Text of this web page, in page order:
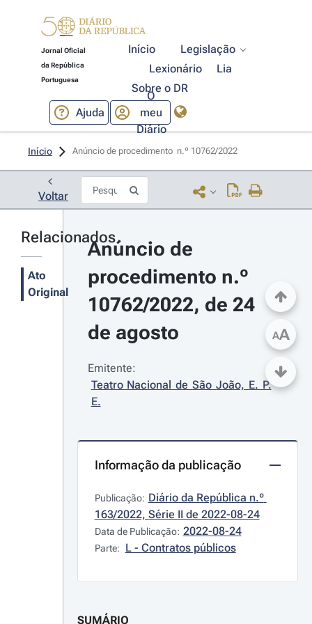
Jornal Oficial
da República
Portuguesa
Início
Legislação
Lexionário
Lia
Sobre o DR
Ajuda
O
meu
Diário
Início Anúncio de procedimento  n.º 10762/2022
Voltar
Relacionados
Ato
Original
Anúncio de
procedimento n.º
10762/2022, de 24
de agosto
Emitente:
Teatro Nacional de São João, E. P.
E.
Informação da publicação
Publicação: Diário da República n.º
163/2022, Série II de 2022-08-24
Data de Publicação: 2022-08-24
Parte: L - Contratos públicos
SUMÁRIO
AA